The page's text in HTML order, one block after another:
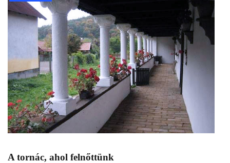
A tornác, ahol felnőttünk